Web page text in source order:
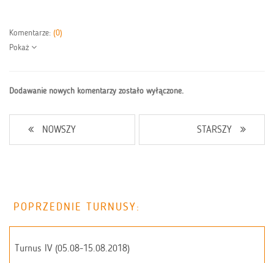
Komentarze: (0)
Pokaż
Dodawanie nowych komentarzy zostało wyłączone.
NOWSZY STARSZY
POPRZEDNIE TURNUSY:
Turnus IV (05.08-15.08.2018)